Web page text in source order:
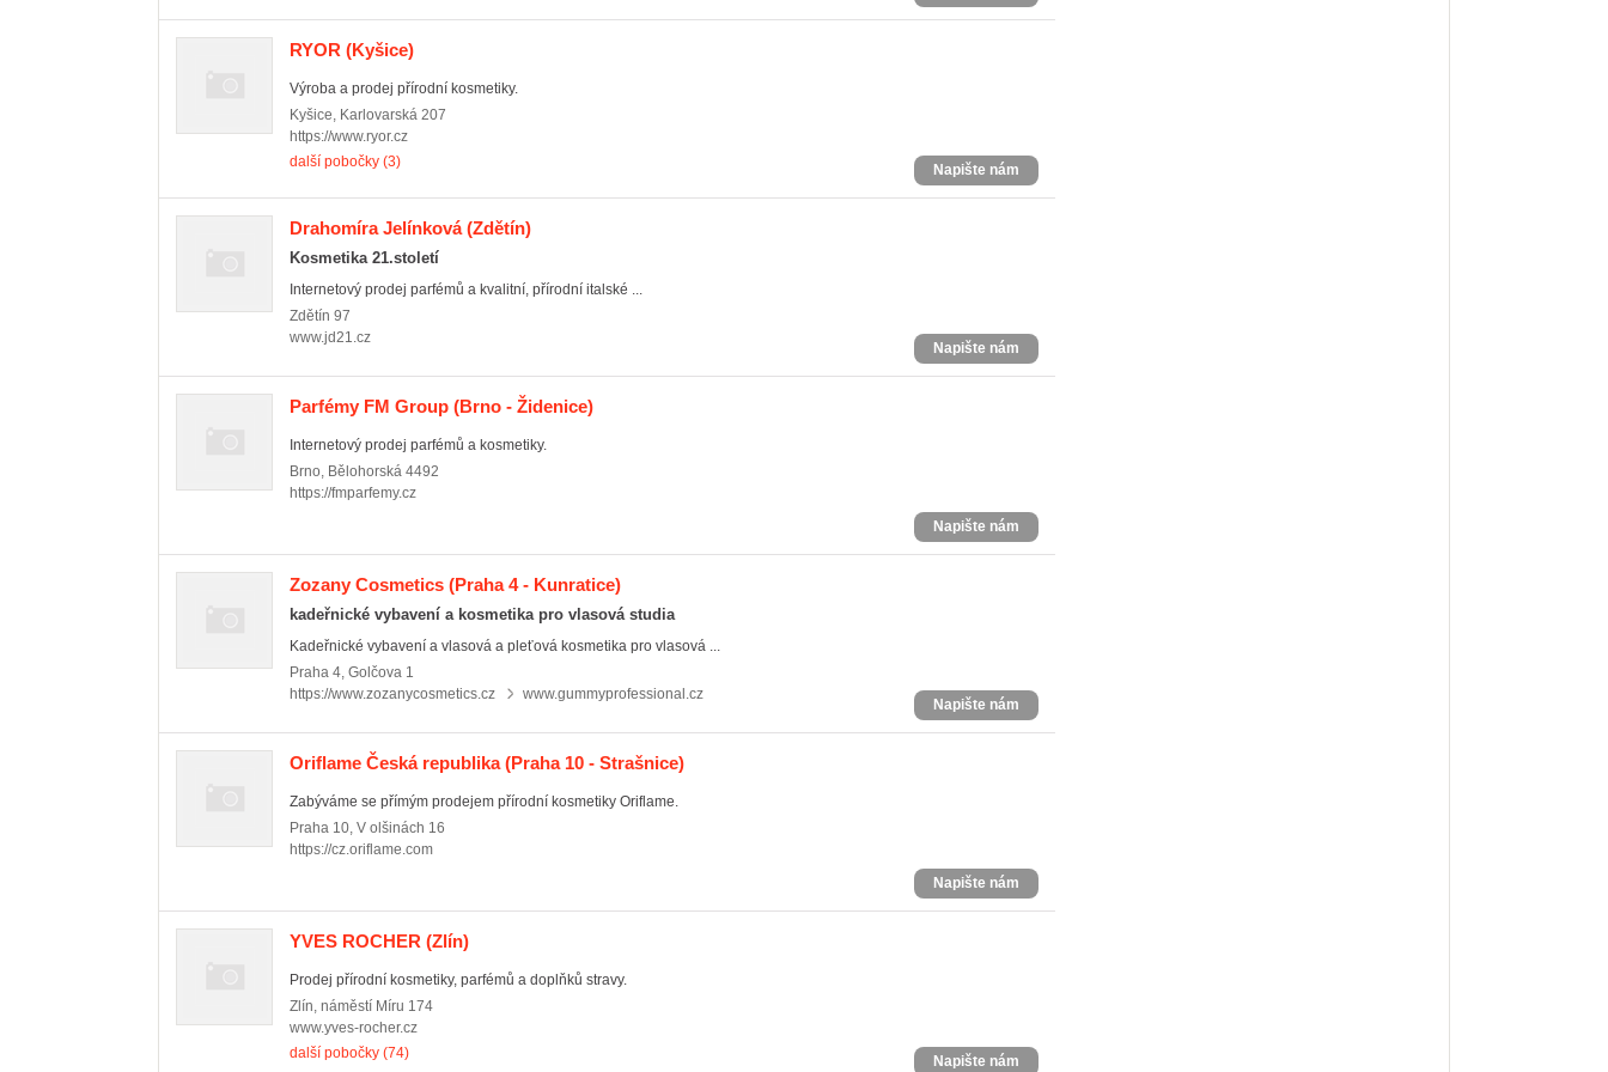
RYOR (Kyšice)
Výroba a prodej přírodní kosmetiky.
Kyšice, Karlovarská 207
https://www.ryor.cz
další pobočky (3)
Napište nám
Drahomíra Jelínková(Zdětín)
Kosmetika 21.století
Internetový prodej parfémů a kvalitní, přírodní italské ...
Zdětín 97
www.jd21.cz
Napište nám
Parfémy FM Group (Brno - Židenice)
Internetový prodej parfémů a kosmetiky.
Brno, Bělohorská 4492
https://fmparfemy.cz
Napište nám
Zozany Cosmetics (Praha 4 - Kunratice)
kadeřnické vybavení a kosmetika pro vlasová studia
Kadeřnické vybavení a vlasová a pleťová kosmetika pro vlasová ...
Praha 4, Golčova 1
https://www.zozanycosmetics.cz
www.gummyprofessional.cz
Napište nám
Oriflame Česká republika(Praha 10 - Strašnice)
Zabýváme se přímým prodejem přírodní kosmetiky Oriflame.
Praha 10, V olšinách 16
https://cz.oriflame.com
Napište nám
YVES ROCHER (Zlín)
Prodej přírodní kosmetiky, parfémů a doplňků stravy.
Zlín, náměstí Míru 174
www.yves-rocher.cz
další pobočky (74)
Napište nám